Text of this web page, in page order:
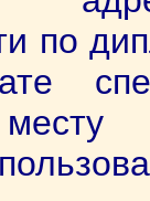
по